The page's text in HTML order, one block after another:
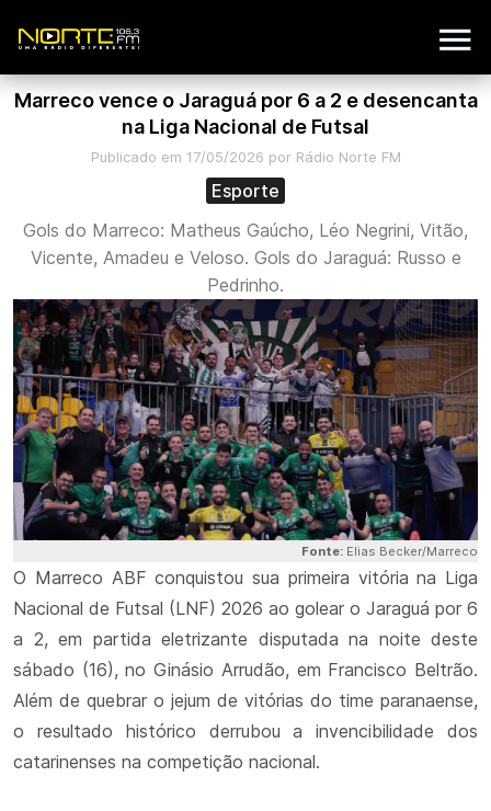
Marreco vence o Jaraguá por 6 a 2 e desencanta
na Liga Nacional de Futsal
Publicado em 17/05/2026 por Rádio Norte FM
Esporte
Gols do Marreco: Matheus Gaúcho, Léo Negrini, Vitão,
Vicente, Amadeu e Veloso. Gols do Jaraguá: Russo e
Pedrinho.
Fonte: Elias Becker/Marreco
O Marreco ABF conquistou sua primeira vitória na Liga
Nacional de Futsal (LNF) 2026 ao golear o Jaraguá por 6
a 2, em partida eletrizante disputada na noite deste
sábado (16), no Ginásio Arrudão, em Francisco Beltrão.
Além de quebrar o jejum de vitórias do time paranaense,
o resultado histórico derrubou a invencibilidade dos
catarinenses na competição nacional.